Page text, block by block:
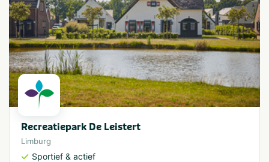
Recreatiepark De Leistert
Limburg
Sportief & actief